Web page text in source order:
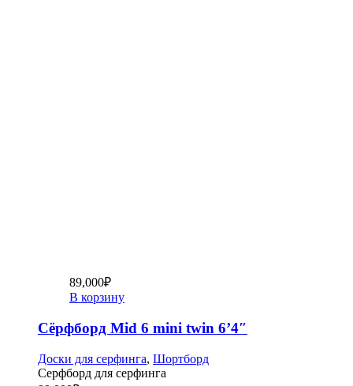
89,000₽
В корзину
Сёрфборд Mid 6 mini twin 6’4″
Доски для серфинга, Шортборд
Серфборд для серфинга